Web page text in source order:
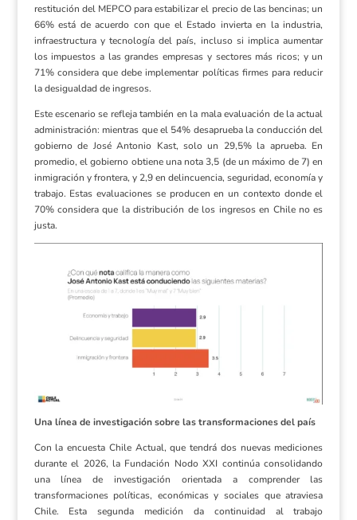
restitución del MEPCO para estabilizar el precio de las bencinas; un
66% está de acuerdo con que el Estado invierta en la industria,
infraestructura y tecnología del país, incluso si implica aumentar
los impuestos a las grandes empresas y sectores más ricos; y un
71% considera que debe implementar políticas firmes para reducir
la desigualdad de ingresos.
Este escenario se refleja también en la mala evaluación de la actual
administración: mientras que el 54% desaprueba la conducción del
gobierno de José Antonio Kast, solo un 29,5% la aprueba. En
promedio, el gobierno obtiene una nota 3,5 (de un máximo de 7) en
inmigración y frontera, y 2,9 en delincuencia, seguridad, economía y
trabajo. Estas evaluaciones se producen en un contexto donde el
70% considera que la distribución de los ingresos en Chile no es
justa.
Una línea de investigación sobre las transformaciones del país
Con la encuesta Chile Actual, que tendrá dos nuevas mediciones
durante el 2026, la Fundación Nodo XXI continúa consolidando
una línea de investigación orientada a comprender las
transformaciones políticas, económicas y sociales que atraviesa
Chile. Esta segunda medición da continuidad al trabajo